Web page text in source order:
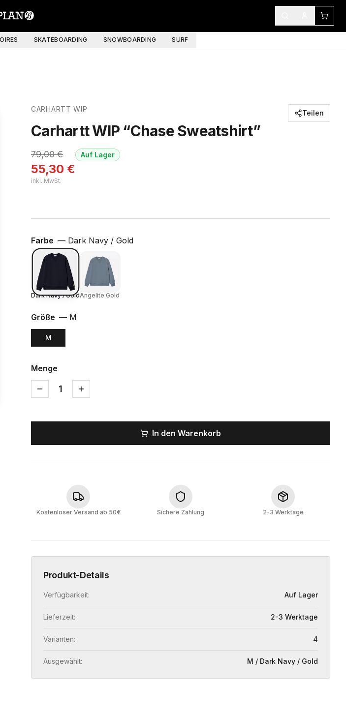
SKATEBOARDING SNOWBOARDING SURF
CARHARTT WIP
Carhartt WIP “Chase Sweatshirt”
79,00€
55,30 €
inkl. MwSt.
Auf Lager
Teilen
Farbe — Dark Navy / Gold
Dark Navy / GoldAngelite Gold
Größe — M
M
Menge
1
In den Warenkorb
Kostenloser Versand ab 50€ Sichere Zahlung 2-3 Werktage
Produkt-Details
Verfügbarkeit: Auf Lager
Lieferzeit: 2-3 Werktage
Varianten: 4
Ausgewählt: M / Dark Navy / Gold